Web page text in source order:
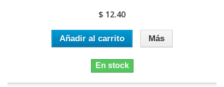
$ 12.40
Añadir al carrito Más
En stock